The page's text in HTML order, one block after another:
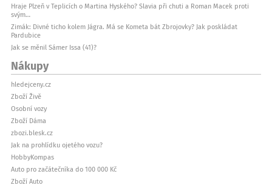
Hraje Plzeň v Teplicích o Martina Hyského? Slavia při chuti a Roman Macek proti
svým…
Zimák: Divné ticho kolem Jágra. Má se Kometa bát Zbrojovky? Jak poskládat
Pardubice
Jak se měnil Sámer Issa (41)?
Nákupy
hledejceny.cz
Zboží Živě
Osobní vozy
Zboží Dáma
zbozi.blesk.cz
Jak na prohlídku ojetého vozu?
HobbyKompas
Auto pro začátečníka do 100 000 Kč
Zboží Auto